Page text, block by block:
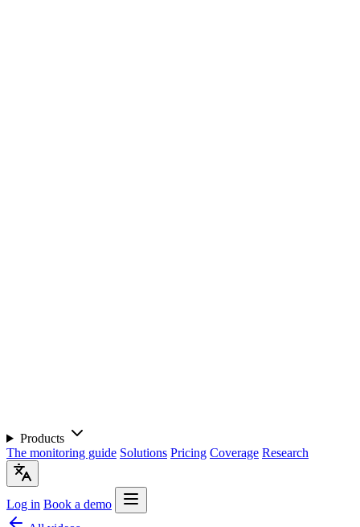
Products
The monitoring guide Solutions Pricing Coverage Research
Log in Book a demo